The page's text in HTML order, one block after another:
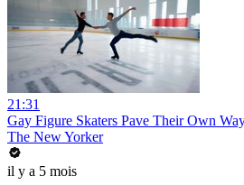
21:31
Gay Figure Skaters Pave Their Own
The New Yorker
il y a 5 mois